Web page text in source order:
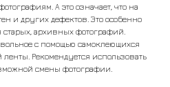
А это означает, что на
и других дефектов. Это особенно
архивных фотографий.
с помощью самоклеющихся
Рекомендуется использовать
смены фотографии.